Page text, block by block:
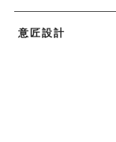
意匠設計